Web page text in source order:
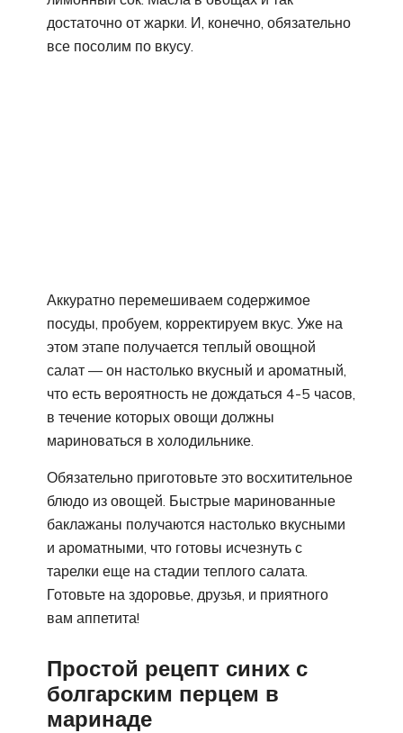
достаточно от жарки. И, конечно, обязательно
все посолим по вкусу.
Аккуратно перемешиваем содержимое
посуды, пробуем, корректируем вкус. Уже на
этом этапе получается теплый овощной
салат — он настолько вкусный и ароматный,
что есть вероятность не дождаться 4-5 часов,
в течение которых овощи должны
мариноваться в холодильнике.
Обязательно приготовьте это восхитительное
блюдо из овощей. Быстрые маринованные
баклажаны получаются настолько вкусными
и ароматными, что готовы исчезнуть с
тарелки еще на стадии теплого салата.
Готовьте на здоровье, друзья, и приятного
вам аппетита!
Простой рецепт синих с
болгарским перцем в
маринаде